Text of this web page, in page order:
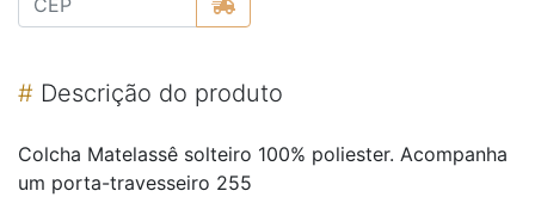
# Descrição do produto
Colcha Matelassê solteiro 100% poliester. Acompanha
um porta-travesseiro 255